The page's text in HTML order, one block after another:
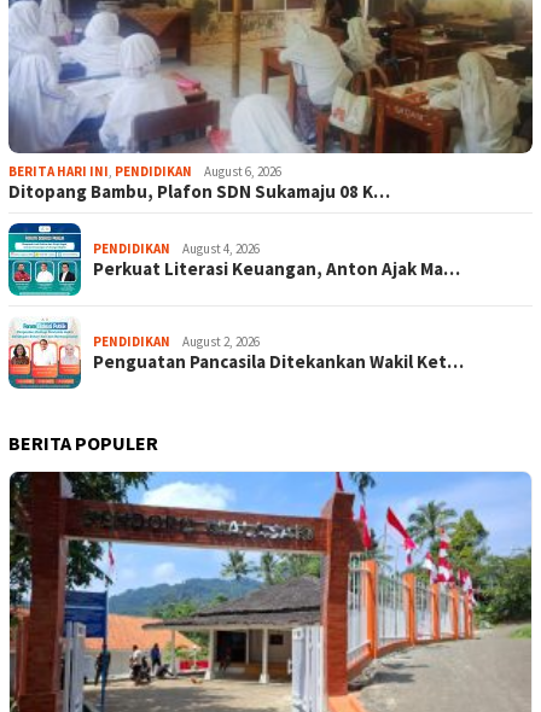
BERITA HARI INI, PENDIDIKAN August 6, 2026
Ditopang Bambu, Plafon SDN Sukamaju 08 K…
PENDIDIKAN August 4, 2026
Perkuat Literasi Keuangan, Anton Ajak Ma…
PENDIDIKAN August 2, 2026
Penguatan Pancasila Ditekankan Wakil Ket…
BERITA POPULER